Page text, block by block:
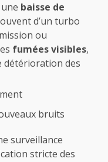
baisse de
d’un turbo
ou
fumées visibles,
détérioration des
bruits
surveillance
stricte des